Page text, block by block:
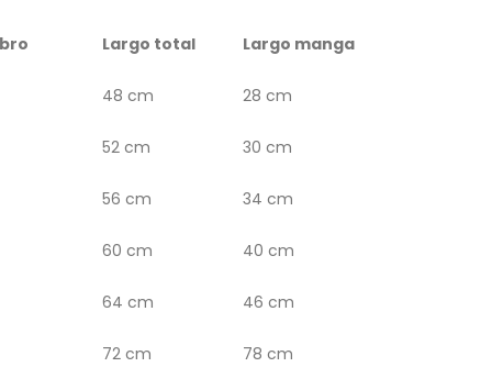
Largo total Largo manga
48 cm 28 cm
52 cm 30 cm
56 cm 34 cm
60 cm 40 cm
64 cm 46 cm
72 cm 78 cm